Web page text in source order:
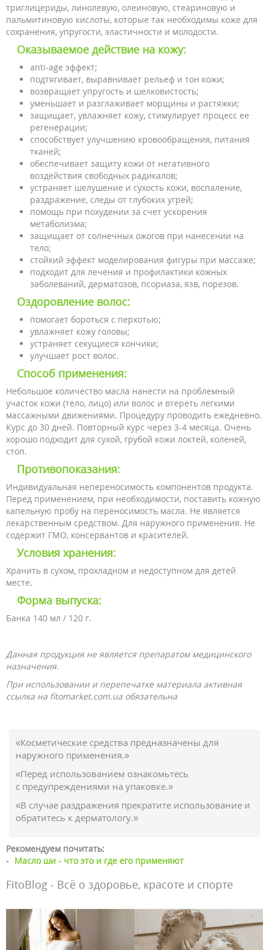
триглицериды, линолевую, олеиновую, стеариновую и
пальмитиновую кислоты, которые так необходимы коже для
сохранения, упругости, эластичности и молодости.
Оказываемое действие на кожу:
anti-age эффект;
подтягивает, выравнивает рельеф и тон кожи;
возвращает упругость и шелковистость;
уменьшает и разглаживает морщины и растяжки;
защищает, увлажняет кожу, стимулирует процесс ее
регенерации;
способствует улучшению кровообращения, питания
тканей;
обеспечивает защиту кожи от негативного
воздействия свободных радикалов;
устраняет шелушение и сухость кожи, воспаление,
раздражение, следы от глубоких угрей;
помощь при похудении за счет ускорения
метаболизма;
защищает от солнечных ожогов при нанесении на
тело;
стойкий эффект моделирования фигуры при массаже;
подходит для лечения и профилактики кожных
заболеваний, дерматозов, псориаза, язв, порезов.
Оздоровление волос:
помогает бороться с перхотью;
увлажняет кожу головы;
устраняет секущиеся кончики;
улучшает рост волос.
Способ применения:
Небольшое количество масла нанести на проблемный
участок кожи (тело, лицо) или волос и втереть легкими
массажными движениями. Процедуру проводить ежедневно.
Курс до 30 дней. Повторный курс через 3-4 месяца. Очень
хорошо подходит для сухой, грубой кожи локтей, коленей,
стоп.
Противопоказания:
Индивидуальная непереносимость компонентов продукта.
Перед применением, при необходимости, поставить кожную
капельную пробу на переносимость масла. Не является
лекарственным средством. Для наружного применения. Не
содержит ГМО, консервантов и красителей.
Условия хранения:
Хранить в сухом, прохладном и недоступном для детей
месте.
Форма выпуска:
Банка 140 мл / 120 г.
Данная продукция не является препаратом медицинского
назначения.
При использовании и перепечатке материала активная
ссылка на fitomarket.com.ua обязательна
«Косметические средства предназначены для
наружного применения.»
«Перед использованием ознакомьтесь
с предупреждениями на упаковке.»
«В случае раздражения прекратите использование и
обратитесь к дерматологу.»
Рекомендуем почитать:
- Масло ши - что это и где его применяют
FitoBlog - Всё о здоровье, красоте и спорте